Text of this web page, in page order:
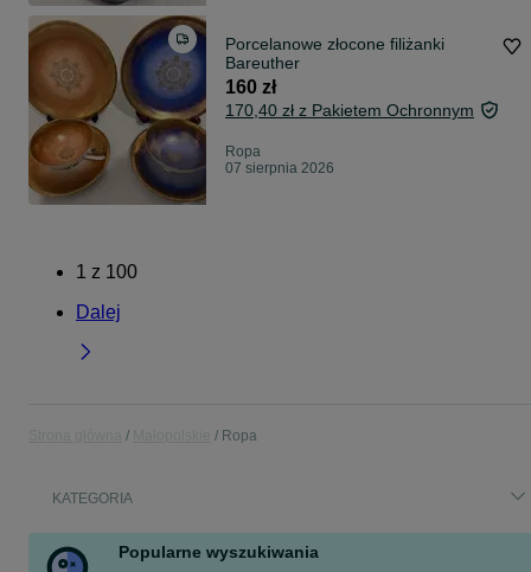
Porcelanowe złocone filiżanki
Bareuther
160 zł
170,40 zł z Pakietem Ochronnym
Ropa
07 sierpnia 2026
1 z 100
Dalej
Ropa
KATEGORIA
Popularne wyszukiwania